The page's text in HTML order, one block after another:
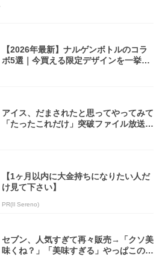
【2026年最新】ナルゲンボトルのコラ
ボ5選｜今買える限定デザインを一挙紹
アイス、だまされたと思ってやってみて
「たったこれだけ」突破ファイル放送で
【1ヶ月以内に大金持ちになりたい人だ
け見て下さい】
PR(Il Sereno)
セブン、人気すぎて再々販売→「クソ美
味くね？」「美味すぎる」やっぱこのク